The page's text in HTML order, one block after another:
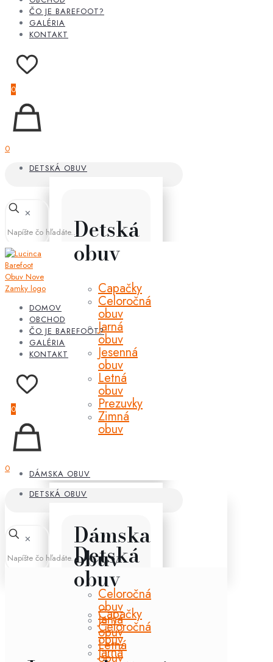
ČO JE BAREFOOT?
GALÉRIA
KONTAKT
0
0
DETSKÁ OBUV
Detská
obuv
Capačky
Celoročná
obuv
Jarná
obuv
Jesenná
obuv
Letná
obuv
Prezuvky
Zimná
obuv
DÁMSKA OBUV
Dámska
obuv
Celoročná
obuv
Jarná
obuv
Letná
obuv
✕
DOMOV
OBCHOD
ČO JE BAREFOOT?
GALÉRIA
KONTAKT
0
0
DETSKÁ OBUV
Detská
obuv
Capačky
Celoročná
obuv
Jarná
✕